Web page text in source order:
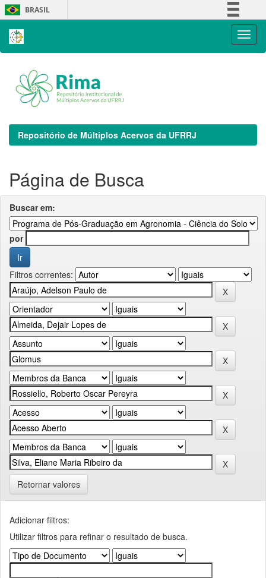
Skip
navigation
BRASIL
Repositório de Múltiplos Acervos da UFRRJ
Página de Busca
Buscar em:
por
Filtros correntes:
Retornar valores
Adicionar filtros:
Utilizar filtros para refinar o resultado de busca.